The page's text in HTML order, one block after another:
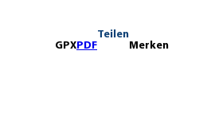
GPXPDF
Teilen
Merken